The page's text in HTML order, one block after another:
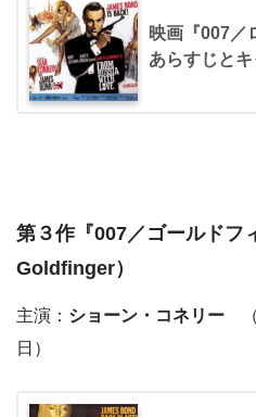
映画『007／
あらすじと
第３作『007／ゴールドフ
Goldfinger）
主演： ショーン・コネリー （
日）